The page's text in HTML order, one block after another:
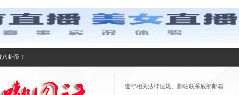
卦帝！
遵守相关法律法规、删帖联系底部邮箱